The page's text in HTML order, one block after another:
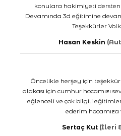
konulara hakimiyeti dersten
Devamında 3d eğitimine
Teşekkürler
Hasan Keskin
Öncelikle herşey için
alakası için cumhur hocamızı
eğlenceli ve çok bilgili
ederim hocamıza
Sertaç Kut (İleri